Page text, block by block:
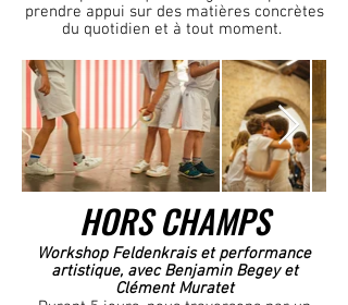
prendre appui sur des matières concrètes
du quotidien et à tout moment.
HORS CHAMPS
Workshop Feldenkrais et performance
artistique, avec Benjamin Begey et
Clément Muratet